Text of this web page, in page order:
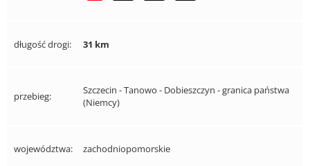
długość drogi: 31 km
przebieg:
Szczecin - Tanowo - Dobieszczyn - granica państwa
(Niemcy)
województwa: zachodniopomorskie